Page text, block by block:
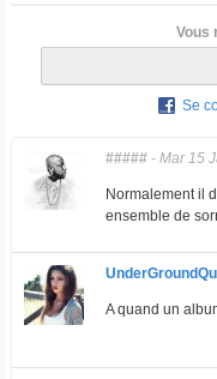
Vous
Se
#####- Mar 15
Normalement il
ensemble de
A quand un